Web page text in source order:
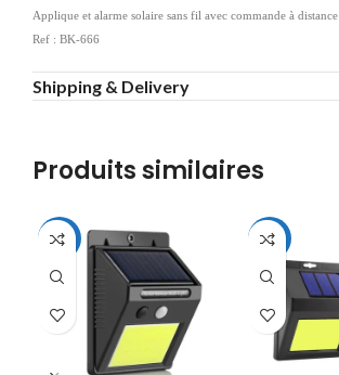
Applique et alarme solaire sans fil avec commande à distance
Ref : BK-666
Shipping & Delivery
Produits similaires
-25% -26%